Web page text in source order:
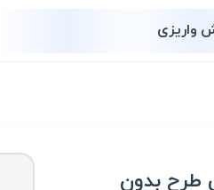
واریزی
طرح بدون